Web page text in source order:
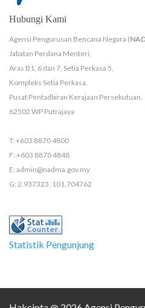
Hubungi Kami
Agensi Pengurusan Bencana Negara (
Jabatan Perdana Menteri,
Aras B1, 6 dan 7, Setia Perkasa 5,
Kompleks Setia Perkasa,
Pusat Pentadbiran Kerajaan Persekutuan,
62502 WP Putrajaya
T: +603 8870 4800
F: +603 8870 4848
E: admin@nadma.gov.my
G: 2.937323, 101.704762
Statistik Pengunjung